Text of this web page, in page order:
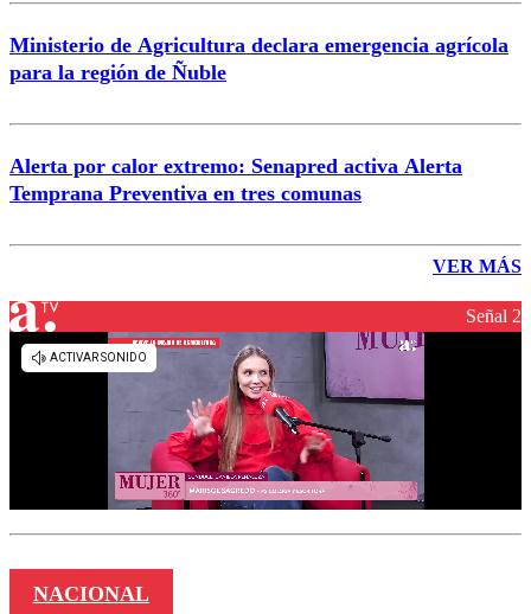
Ministerio de Agricultura declara emergencia agrícola
para la región de Ñuble
Alerta por calor extremo: Senapred activa Alerta
Temprana Preventiva en tres comunas
VER MÁS
Señal 2
NACIONAL